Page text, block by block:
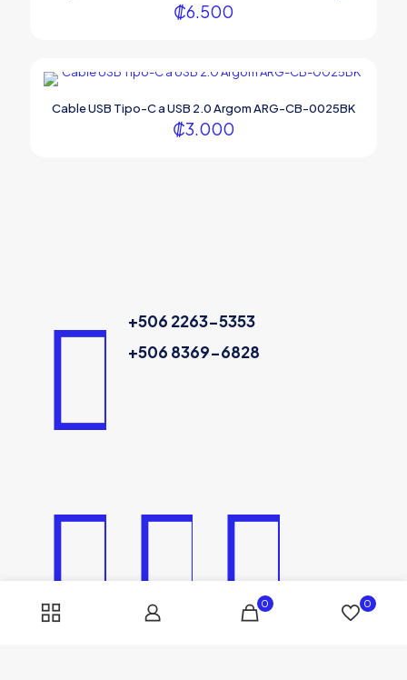
₡6.500
Cable USB Tipo-C a USB 2.0 Argom ARG-CB-0025BK
₡3.000
+506 2263-5353
+506 8369-6828
0 0